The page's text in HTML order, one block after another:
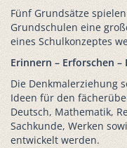
Fünf Grundsätze
Grundschulen eine
eines Schulkonzeptes
Erinnern – Erforschen –
Die Denkmalerziehung
Ideen für den
Deutsch, Mathematik,
Sachkunde, Werken
entwickelt werden.